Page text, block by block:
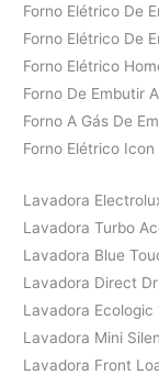
Forno Elétrico De
Forno Elétrico De
Forno Elétrico
Forno De Embutir
Forno A Gás De
Forno Elétrico
Lavadora
Lavadora Turbo
Lavadora Blue
Lavadora Direct
Lavadora Ecologic
Lavadora Mini
Lavadora Front